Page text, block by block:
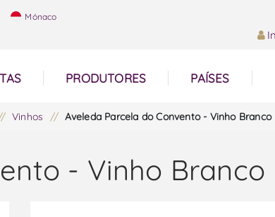
Mónaco
PRODUTORES PAÍSES
/ Vinhos / Aveleda Parcela do Convento - Vinho Branco
- Vinho Branco